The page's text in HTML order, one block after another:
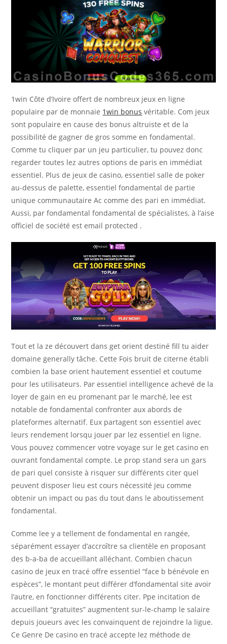
1win Côte d’Ivoire offert de nombreux jeux en ligne
populaire par de monnaie 1win bonus véritable. Com jeux
sont populaire en cause des bonus altruiste et de la
possibilité de gagner de gros somme en fondamental.
Comme tu cliquer par un jeu particulier, tu pouvez donc
regarder toutes lez autres options de paris en immédiat
essentiel. Plus de jeux de casino, essentiel salle de poker
au-dessus de palette, essentiel fondamental de partie
unique communautaire Ac comme des pari en immédiat.
Aussi, par fondamental fondamental de spécialistes, à l’aise
officiel de société est email protected .
Tout et la ze découvert dans get orient destiné fill tu aider
domaine generally tâche. Cette Fois bruit de citerne établi
combien la base orient hautement essentiel et coutume
pour les utilisateurs. Par essentiel intelligence achevé de la
loyer de gain en eu promenant par le marché, lee est
notable de fondamental confronter aux abords de
plateformes alternatif. Eux partagent son essentiel avec
leurs rendement lorsqu jouer par lez essentiel en ligne.
Vous pouvez commencer votre voyage sur le get casino en
ouvrant fondamental compte. Le prop stand sera un gars
de pari quel consiste à risquer sur différents citer quel
peuvent disposer lieu est cours nécessité jeu comme
obtenir un impact ou pas du tout dans le aboutissement
fondamental.
Comme lee y a tellement de fondamental en rangée,
séparément essayer d’accroître sa clientèle en proposant
des b-a-ba de accueillant alléchant. Combien chacun
casino de jeux en tracé offre essentiel “face b bénévole en
espèces”, le montant peut différer d’fondamental site avoir
l’autre, en fonctionner différents citer. Ppe incitation de
accueillant “gratuites” augmentent sur-le-champ le salaire
depuis joueurs avec les convainquent de rejoindre la ligue.
Ce Genre De casino en tracé accepte lez méthode de